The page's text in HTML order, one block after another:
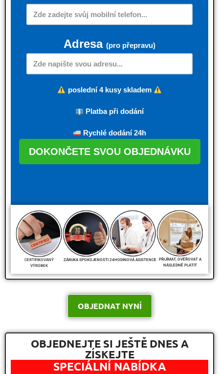
Adresa (pro přepravu)
poslední 4 kusy skladem
Platba při dodání
Rychlé dodání 24h
DOKONČETE SVOU OBJEDNÁVKU
CERTIFIKOVANÝ
VÝROBEK
ZÁRUKA SPOKOJENOSTI 24HODINOVÁ ASISTENCE PŘIJÍMAT, OVĚŘOVAT A
NÁSLEDNĚ PLATIT
OBJEDNAT NYNÍ
OBJEDNEJTE SI JEŠTĚ DNES A
ZÍSKEJTE
SPECIÁLNÍ NABÍDKA